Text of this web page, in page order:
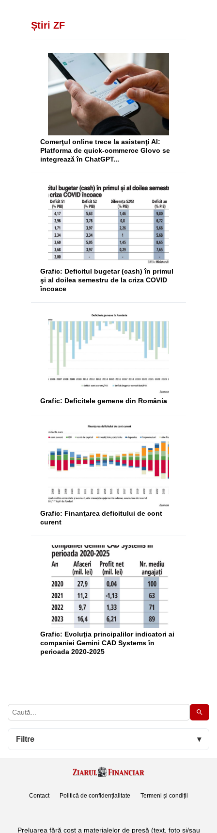
Filtre ▾
Știri ZF
Comerţul online trece la asistenţi AI:
Platforma de quick-commerce Glovo se
integrează în ChatGPT...
Grafic: Deficitul bugetar (cash) în primul
şi al doilea semestru de la criza COVID
încoace
Grafic: Deficitele gemene din România
Grafic: Finanţarea deficitului de cont
curent
Grafic: Evoluţia principalilor indicatori ai
companiei Gemini CAD Systems în
perioada 2020-2025
Contact Politică de confidențialitate Termeni și condiții
Preluarea fără cost a materialelor de presă (text, foto si/sau